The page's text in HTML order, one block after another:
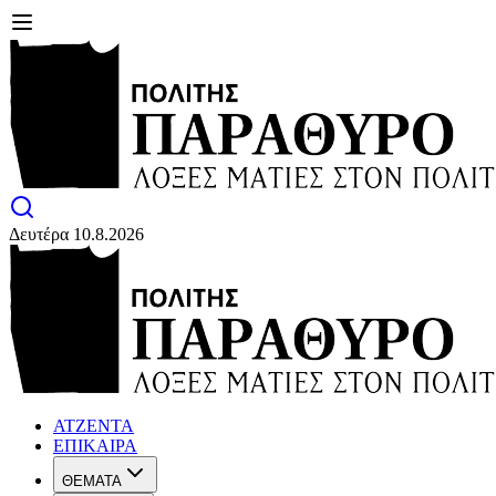
Δευτέρα 10.8.2026
ΑΤΖΕΝΤΑ
ΕΠΙΚΑΙΡΑ
ΘΕΜΑΤΑ